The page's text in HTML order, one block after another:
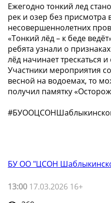
Ежегодно тонкий лед
рек и озер без присмотра
несовершеннолетних
«Тонкий лёд – к беде
ребята узнали о
лёд начинает трескаться
Участники мероприятия
весной на водоемах, то
получил памятку
БУ ОО "ЦСОН
13:00 17.03.2026 16+